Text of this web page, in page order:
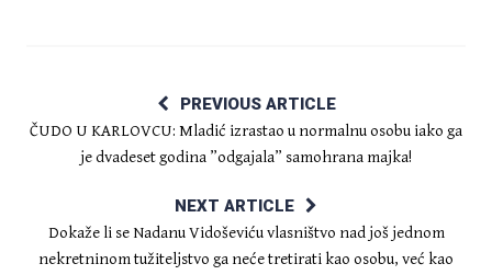
PREVIOUS ARTICLE
ČUDO U KARLOVCU: Mladić izrastao u normalnu osobu iako ga
je dvadeset godina ”odgajala” samohrana majka!
NEXT ARTICLE
Dokaže li se Nadanu Vidoševiću vlasništvo nad još jednom
nekretninom tužiteljstvo ga neće tretirati kao osobu, već kao